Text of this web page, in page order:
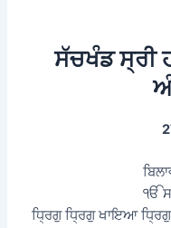
ਸੱਚਖੰਡ ਸ੍ਰੀ
ੴ
ਧ੍ਰਿਗੁ ਧ੍ਰਿਗੁ ਖਾਇਆ